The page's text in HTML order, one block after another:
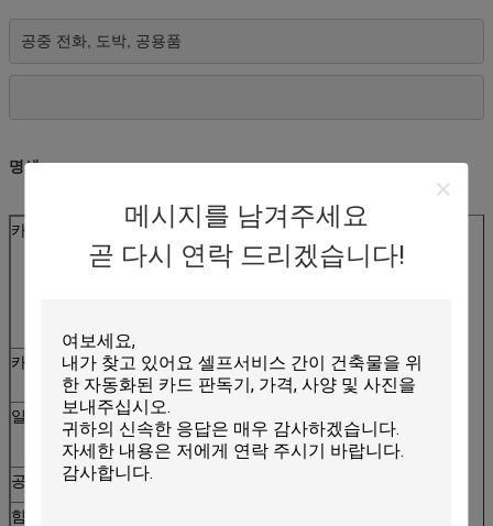
메시지를 남겨주세요
곧 다시 연락 드리겠습니다!
공중 전화, 도박, 공용품
명세:
카드 유형
IC 카드:
ISO7816-2
카드 차원
폭: 53.92~54.18mm의 길이: 85.47~85.90mm
간격: 0.76~1mm
일생
마이크로 스위치: 최소한도 500,000 시간
IC 접촉: 최소한도 300,000 시간
공용영역
RS-232&USB
힘 전압